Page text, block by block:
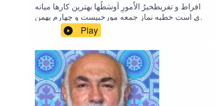
افراط و تفریطخیرُ الاُمورِ اَوسَطُها بهترین کارها میانه
روی است خطبه نماز جمعه مورخبیست و چهارم بهمن
ماه هزار و چهارصد و چهارتلگراماینتستاگرامایکس
Play